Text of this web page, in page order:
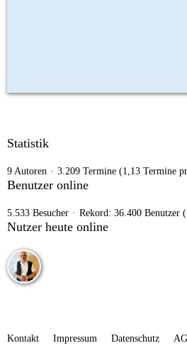
Statistik
9 Autoren 3.209 Termine (1,13 Termine
Benutzer online
5.533 Besucher Rekord: 36.400 Benutzer (
Nutzer heute online
Kontakt Impressum Datenschutz